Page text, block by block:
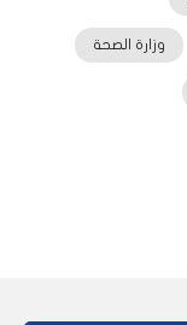
وزارة الصحة